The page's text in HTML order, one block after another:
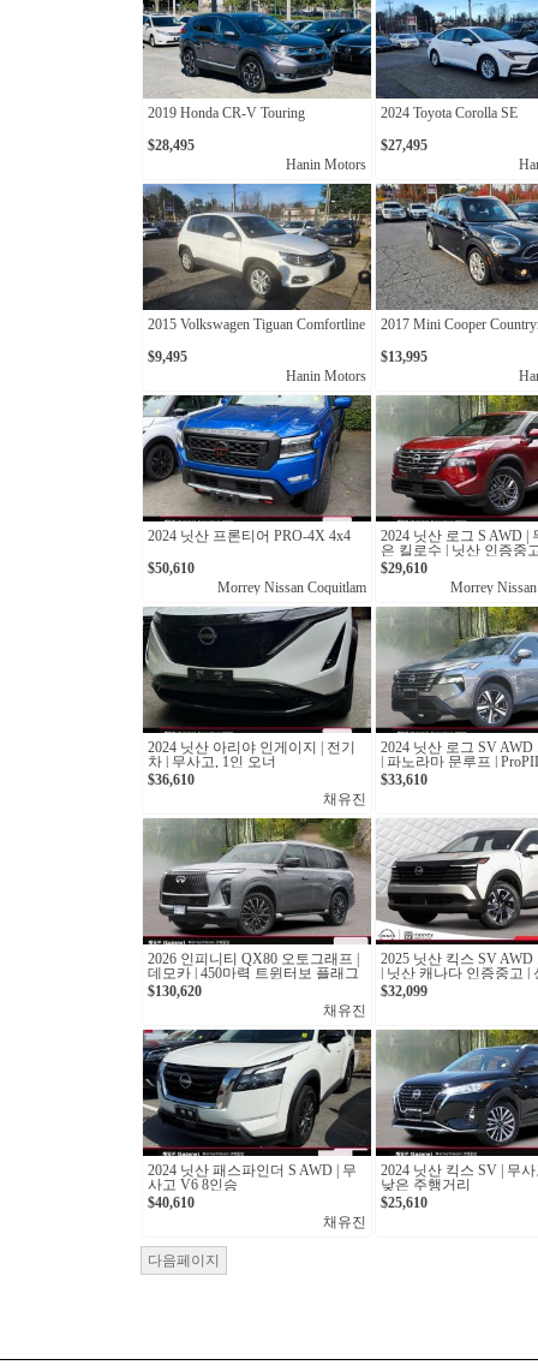
2019 Honda CR-V Touring
$28,495
Hanin Motors
2024 Toyota Corolla SE
$27,495
2015 Volkswagen Tiguan Comfortline
$9,495
Hanin Motors
2017 Mini Cooper
$13,995
2024 닛산 프론티어 PRO-4X 4x4
$50,610
Morrey Nissan Coquitlam
2024 닛산 로그 S AWD |
은 킬로수 | 닛산 인증중
$29,610
Morrey
2024 닛산 아리야 인게이지 | 전기
차 | 무사고, 1인 오너
$36,610
채유진
2024 닛산 로그 SV
| 파노라마 문루프 |
산 캐나다 인증중고
$33,610
2026 인피니티 QX80 오토그래프 |
데모카 | 450마력 트윈터보 플래그
십 SUV
$130,620
채유진
2025 닛산 킥스 SV
| 닛산 캐나다 인증중고 |
6km
$32,099
2024 닛산 패스파인더 S AWD | 무
사고 V6 8인승
$40,610
채유진
2024 닛산 킥스 SV | 무
낮은 주행거리
$25,610
다음페이지